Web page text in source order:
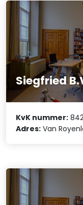
Siegfried
KvK nummer:
Adres: Van